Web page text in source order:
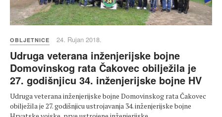
OBLJETNICE 24. Rujan 2018.
Udruga veterana inženjerijske bojne
Domovinskog rata Čakovec obilježila je
27. godišnjicu 34. inženjerijske bojne HV
Udruga veterana inženjerijske bojne Domovinskog rata Čakovec
obilježila je 27. godišnjicu ustrojavanja 34. inženjerijske bojne